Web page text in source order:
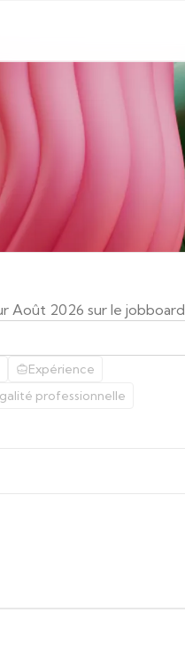
Août 2026 sur le jobboard
Expérience
professionnelle